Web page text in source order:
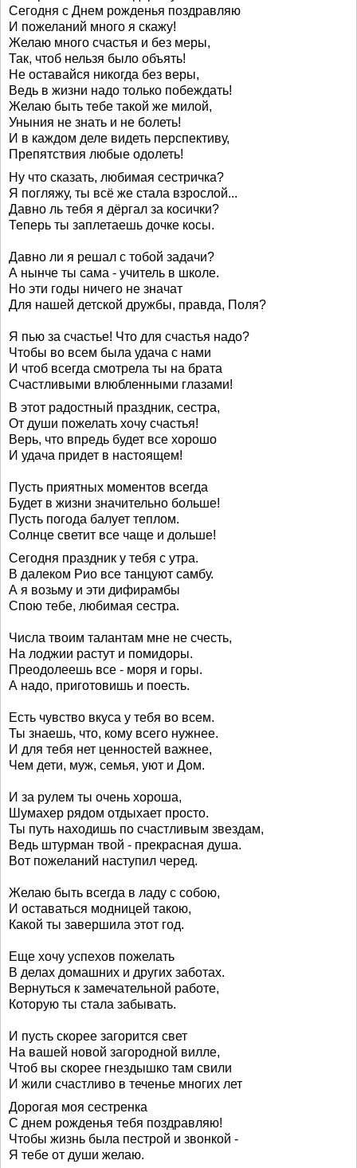
Сегодня с Днем рожденья поздравляю
И пожеланий много я скажу!
Желаю много счастья и без меры,
Так, чтоб нельзя было объять!
Не оставайся никогда без веры,
Ведь в жизни надо только побеждать!
Желаю быть тебе такой же милой,
Уныния не знать и не болеть!
И в каждом деле видеть перспективу,
Препятствия любые одолеть!
Ну что сказать, любимая сестричка?
Я погляжу, ты всё же стала взрослой...
Давно ль тебя я дёргал за косички?
Теперь ты заплетаешь дочке косы.
Давно ли я решал с тобой задачи?
А нынче ты сама - учитель в школе.
Но эти годы ничего не значат
Для нашей детской дружбы, правда, Поля?
Я пью за счастье! Что для счастья надо?
Чтобы во всем была удача с нами
И чтоб всегда смотрела ты на брата
Счастливыми влюбленными глазами!
В этот радостный праздник, сестра,
От души пожелать хочу счастья!
Верь, что впредь будет все хорошо
И удача придет в настоящем!
Пусть приятных моментов всегда
Будет в жизни значительно больше!
Пусть погода балует теплом.
Солнце светит все чаще и дольше!
Сегодня праздник у тебя с утра.
В далеком Рио все танцуют самбу.
А я возьму и эти дифирамбы
Спою тебе, любимая сестра.
Числа твоим талантам мне не счесть,
На лоджии растут и помидоры.
Преодолеешь все - моря и горы.
А надо, приготовишь и поесть.
Есть чувство вкуса у тебя во всем.
Ты знаешь, что, кому всего нужнее.
И для тебя нет ценностей важнее,
Чем дети, муж, семья, уют и Дом.
И за рулем ты очень хороша,
Шумахер рядом отдыхает просто.
Ты путь находишь по счастливым звездам,
Ведь штурман твой - прекрасная душа.
Вот пожеланий наступил черед.
Желаю быть всегда в ладу с собою,
И оставаться модницей такою,
Какой ты завершила этот год.
Еще хочу успехов пожелать
В делах домашних и других заботах.
Вернуться к замечательной работе,
Которую ты стала забывать.
И пусть скорее загорится свет
На вашей новой загородной вилле,
Чтоб вы скорее гнездышко там свили
И жили счастливо в теченье многих лет
Дорогая моя сестренка
С днем рожденья тебя поздравляю!
Чтобы жизнь была пестрой и звонкой -
Я тебе от души желаю.